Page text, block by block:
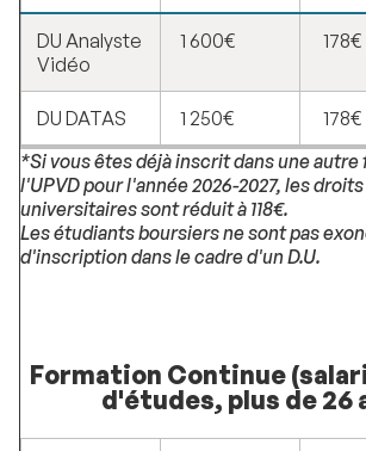
DU Analyste
Vidéo
1 600€ 178€
DU DATAS 1 250€ 178€
*Si vous êtes déjà inscrit dans une
l'UPVD pour l'année 2026-2027, les
universitaires sont réduit à 118€.
Les étudiants boursiers ne sont pas
d'inscription dans le cadre d'un D.U.
Formation Continue
d'études, plus de 26